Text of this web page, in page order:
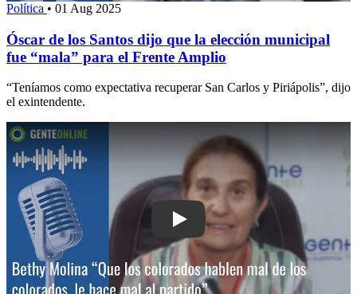
Política • 01 Aug 2025
Óscar de los Santos dijo que la elección municipal
fue “mala” para el Frente Amplio
“Teníamos como expectativa recuperar San Carlos y Piriápolis”, dijo
el exintendente.
Play: Bethy Molina: “Que los